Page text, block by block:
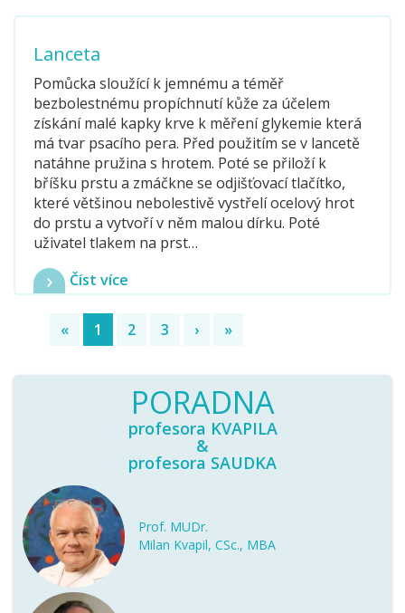
Lanceta
Pomůcka sloužící k jemnému a téměř
bezbolestnému propíchnutí kůže za účelem
získání malé kapky krve k měření glykemie která
má tvar psacího pera. Před použitím se v lancetě
natáhne pružina s hrotem. Poté se přiloží k
bříšku prstu a zmáčkne se odjišťovací tlačítko,
které většinou nebolestivě vystřelí ocelový hrot
do prstu a vytvoří v něm malou dírku. Poté
uživatel tlakem na prst…
Číst více
« 1 (current)
2 3 › »
PORADNA
profesora KVAPILA
&
profesora SAUDKA
Prof. MUDr.
Milan Kvapil, CSc., MBA